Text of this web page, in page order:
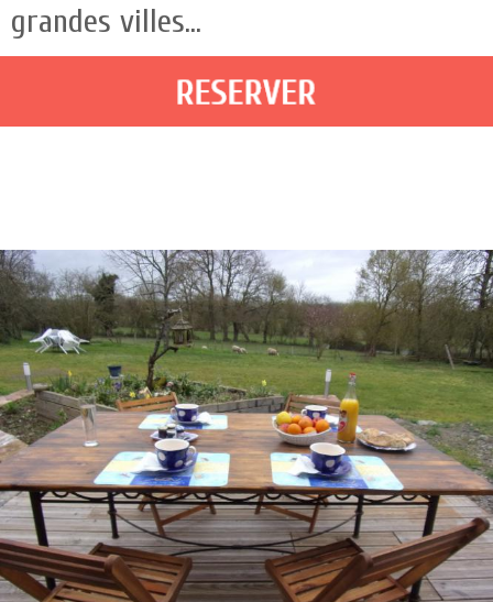
grandes villes...